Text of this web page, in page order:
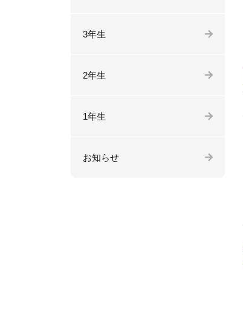
3年生
2年生
1年生
お知らせ